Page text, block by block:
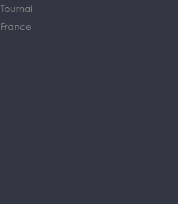
Tournai
France